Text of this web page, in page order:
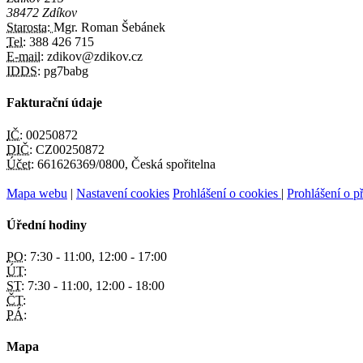
38472 Zdíkov
Starosta: Mgr. Roman Šebánek
Tel: 388 426 715
E-mail: zdikov@zdikov.cz
IDDS: pg7babg
Fakturační údaje
IČ: 00250872
DIČ: CZ00250872
Účet: 661626369/0800, Česká spořitelna
Mapa webu | Nastavení cookies Prohlášení o cookies | Prohlášení o
Úřední hodiny
PO: 7:30 - 11:00, 12:00 - 17:00
ÚT:
ST: 7:30 - 11:00, 12:00 - 18:00
ČT:
PÁ:
Mapa